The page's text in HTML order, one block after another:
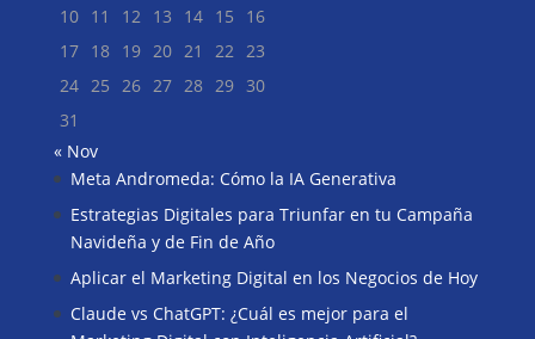
10 11 12 13 14 15
16
17 18 19 20 21 22 23
24 25 26 27 28 29 30
31
« Nov
Meta Andromeda: Cómo la IA Generativa
Estrategias Digitales para Triunfar en tu Campaña
Navideña y de Fin de Año
Aplicar el Marketing Digital en los Negocios de Hoy
Claude vs ChatGPT: ¿Cuál es mejor para el